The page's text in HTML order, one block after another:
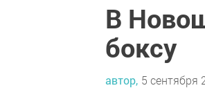
В
боксу
автор, 5 сентября